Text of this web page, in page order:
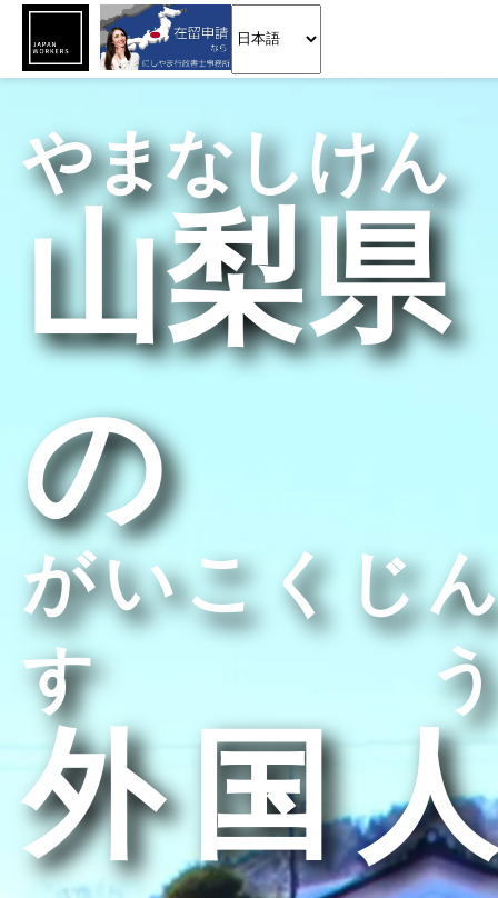
山梨県
やまなしけん
の
外国人
がいこくじん
すう